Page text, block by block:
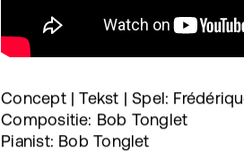
Concept | Tekst | Spel:
Compositie: Bob Tonglet
Pianist: Bob Tonglet